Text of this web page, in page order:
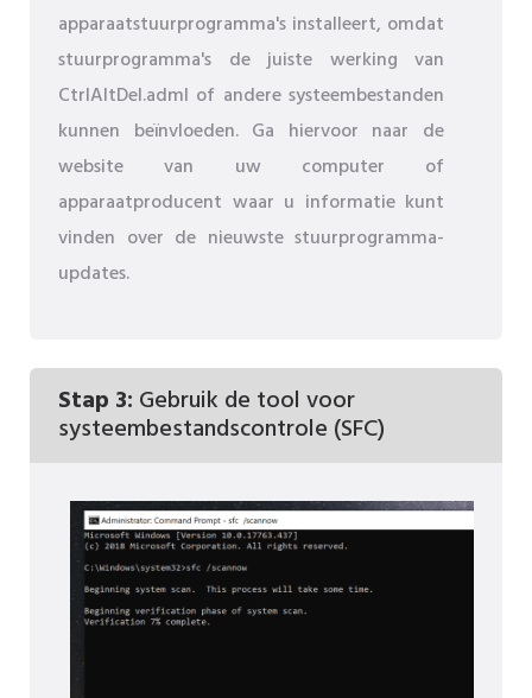
apparaatstuurprogramma's installeert, omdat
stuurprogramma's de juiste werking van
CtrlAltDel.adml of andere systeembestanden
kunnen beïnvloeden. Ga hiervoor naar de
website van uw computer of
apparaatproducent waar u informatie kunt
vinden over de nieuwste stuurprogramma-
updates.
Stap 3: Gebruik de tool voor
systeembestandscontrole (SFC)